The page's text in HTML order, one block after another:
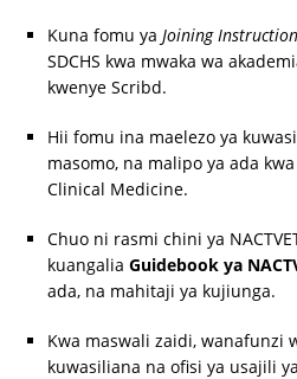
Kuna fomu ya Joining
SDCHS kwa mwaka wa
kwenye Scribd.
Hii fomu ina maelezo ya
masomo, na malipo ya ada
Clinical Medicine.
Chuo ni rasmi chini ya
kuangalia Guidebook ya
ada, na mahitaji ya kujiunga.
Kwa maswali zaidi, wanafunzi
kuwasiliana na ofisi ya usajili